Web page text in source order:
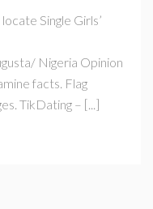
Single Girls’
Nigeria Opinion
facts. Flag
TikDating – [...]